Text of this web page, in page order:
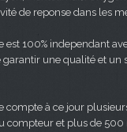
de reponse dans les
est 100% independant
garantir une qualité et un
compte à ce jour
compteur et plus de 500